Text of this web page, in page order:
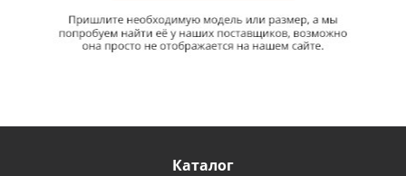
Каталог